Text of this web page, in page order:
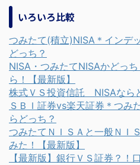
いろいろ比較
つみたて(積立)NISA＊インデ
どっち？
NISA・つみたてNISAかどっ
ら！【最新版】
株式ＶＳ投資信託 NISAなら
ＳＢＩ証券vs楽天証券＊つみ
らどっち？
つみたてＮＩＳＡと一般ＮＩ
みた！【最新版】
【最新版】銀行ＶＳ証券？！